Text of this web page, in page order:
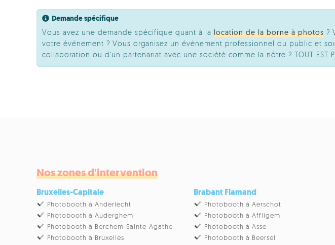
Demande spécifique
Vous avez une demande spécifique quant à la location de la borne à photos ?
votre événement ? Vous organisez un événement professionnel ou public et
collaboration ou d'un partenariat avec une société comme la nôtre ? TOUT EST
Nos zones d'intervention
Bruxelles-Capitale
Photobooth à Anderlecht
Photobooth à Auderghem
Photobooth à Berchem-Sainte-Agathe
Photobooth à Bruxelles
Brabant Flamand
Photobooth à Aerschot
Photobooth à Affligem
Photobooth à Asse
Photobooth à Beersel